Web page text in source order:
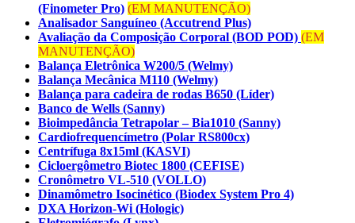
(Finometer Pro) (EM MANUTENÇÃO)
Analisador Sanguíneo (Accutrend Plus)
Avaliação da Composição Corporal (BOD POD) (EM
MANUTENÇÃO)
Balança Eletrônica W200/5 (Welmy)
Balança Mecânica M110 (Welmy)
Balança para cadeira de rodas B650 (Líder)
Banco de Wells (Sanny)
Bioimpedância Tetrapolar – Bia1010 (Sanny)
Cardiofrequencímetro (Polar RS800cx)
Centrífuga 8x15ml (KASVI)
Cicloergômetro Biotec 1800 (CEFISE)
Cronômetro VL-510 (VOLLO)
Dinamômetro Isocinético (Biodex System Pro 4)
DXA Horizon-Wi (Hologic)